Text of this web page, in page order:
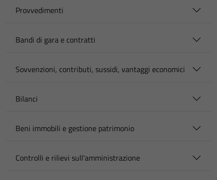
Provvedimenti
Bandi di gara e contratti
Sovvenzioni, contributi, sussidi, vantaggi economici
Bilanci
Beni immobili e gestione patrimonio
Controlli e rilievi sull'amministrazione